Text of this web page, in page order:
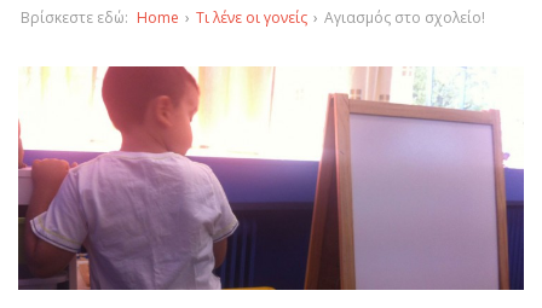
Βρίσκεστε εδώ: Home › Τι λένε οι γονείς › Αγιασμός στο σχολείο!